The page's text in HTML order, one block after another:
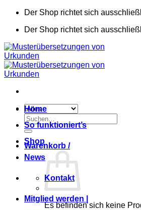
Zum
springen
Der Shop richtet sich
Der Shop richtet sich
Suchen
nach:
Warenkorb /
Es befinden sich keine
Home
So funktioniert’s
Shop
News
Kontakt
Mitglied werden |